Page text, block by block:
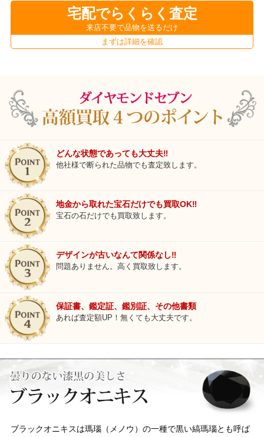
宅配でらくらく査定
来店不要で品物を送るだけ
まずは詳細を確認
どんな状態であっても大丈夫‼
他社様で断られた品物でも査定致します。
地金から取れた宝石だけでも買取OK‼
宝石の石だけでも買取致します。
デザインが古いなんて関係なし‼
問題ありません。高く買取致します。
保証書、鑑定証、鑑別証、その他書類
あれば査定額UP！無くても大丈夫です。
ブラックオニキスは瑪瑙（メノウ）の一種で黒い縞瑪瑙とも呼ば